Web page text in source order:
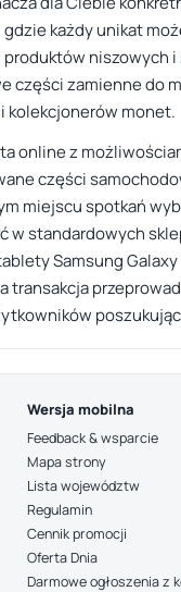
każdy unikat
niszowych
części zamienne do
kolekcjonerów monet.
online z
części
miejscu spotkań
w standardowych
Samsung
transakcja
Wersja mobilna
Feedback & wsparcie
Mapa strony
Lista województw
Regulamin
Cennik promocji
Oferta Dnia
Darmowe ogłoszenia z